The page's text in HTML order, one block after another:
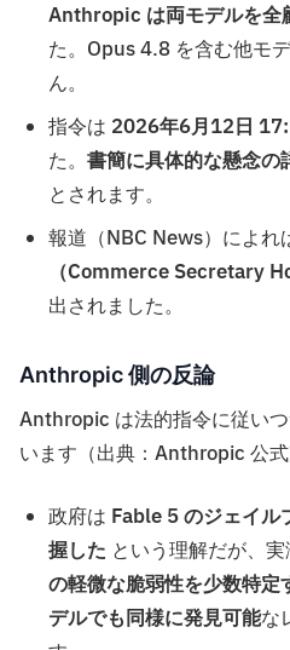
Anthropic は両モデルを全
た。Opus 4.8 を含む他モ
ん。
指令は 2026年6月12日
た。 書簡に具体的な懸念の
とされます。
報道（NBC News）によれ
（Commerce Secretary
出されました。
Anthropic 側の反論
Anthropic は法的指令に従い
います（出典：Anthropic 公
政府は Fable 5 のジェイル
握した という理解だが、実
の軽微な脆弱性を少数特
デルでも同様に発見可能な